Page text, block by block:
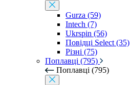
Gurza (59)
Intech (7)
Ukrspin (56)
Повідці Select (35)
Різні (75)
Поплавці (795)
Поплавці (795)